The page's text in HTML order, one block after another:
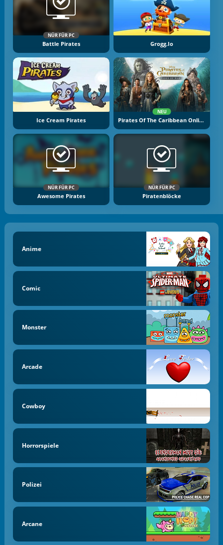
NÜR FÜR PC
Battle Pirates Grogg.io
Ice Cream Pirates
NEU
Pirates Of The Caribbean Online
NÜR FÜR PC
Awesome Pirates
NÜR FÜR PC
Piratenblöcke
Anime
Comic
Monster
Arcade
Cowboy
Horrorspiele
Polizei
Arcane